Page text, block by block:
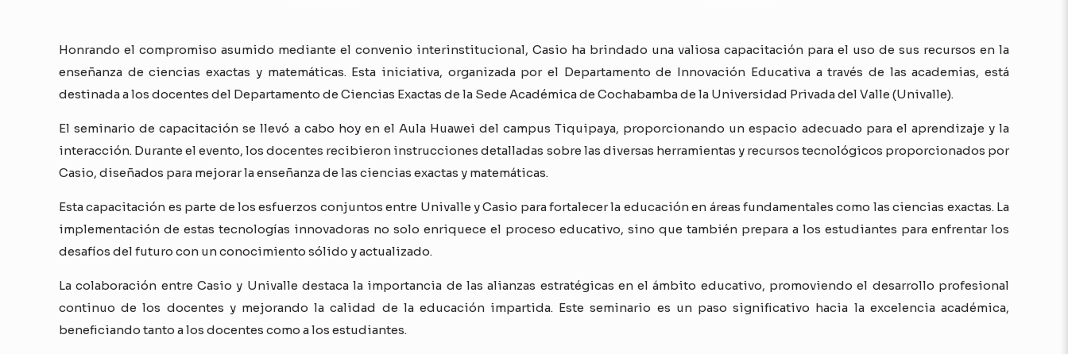
Honrando el compromiso asumido mediante el convenio interinstitucional, Casio ha brindado una valiosa capacitación para el uso de sus recursos en la
enseñanza de ciencias exactas y matemáticas. Esta iniciativa, organizada por el Departamento de Innovación Educativa a través de las academias, está
destinada a los docentes del Departamento de Ciencias Exactas de la Sede Académica de Cochabamba de la Universidad Privada del Valle (Univalle).
El seminario de capacitación se llevó a cabo hoy en el Aula Huawei del campus Tiquipaya, proporcionando un espacio adecuado para el aprendizaje y la
interacción. Durante el evento, los docentes recibieron instrucciones detalladas sobre las diversas herramientas y recursos tecnológicos proporcionados por
Casio, diseñados para mejorar la enseñanza de las ciencias exactas y matemáticas.
Esta capacitación es parte de los esfuerzos conjuntos entre Univalle y Casio para fortalecer la educación en áreas fundamentales como las ciencias exactas. La
implementación de estas tecnologías innovadoras no solo enriquece el proceso educativo, sino que también prepara a los estudiantes para enfrentar los
desafíos del futuro con un conocimiento sólido y actualizado.
La colaboración entre Casio y Univalle destaca la importancia de las alianzas estratégicas en el ámbito educativo, promoviendo el desarrollo profesional
continuo de los docentes y mejorando la calidad de la educación impartida. Este seminario es un paso significativo hacia la excelencia académica,
beneficiando tanto a los docentes como a los estudiantes.